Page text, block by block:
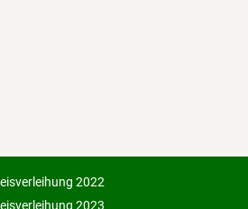
2022
2023